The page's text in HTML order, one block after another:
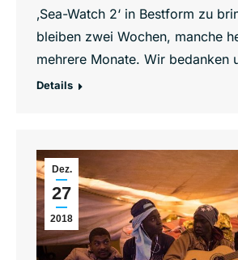
‚Sea-Watch 2‘ in Bestform zu
bleiben zwei Wochen, manche
mehrere Monate. Wir bedanken
Details
Dez.
27
2018